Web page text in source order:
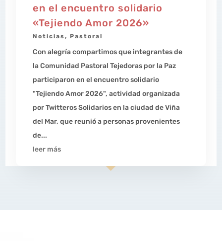
en el encuentro solidario
«Tejiendo Amor 2026»
Noticias, Pastoral
Con alegría compartimos que integrantes de
la Comunidad Pastoral Tejedoras por la Paz
participaron en el encuentro solidario
"Tejiendo Amor 2026", actividad organizada
por Twitteros Solidarios en la ciudad de Viña
del Mar, que reunió a personas provenientes
de...
leer más